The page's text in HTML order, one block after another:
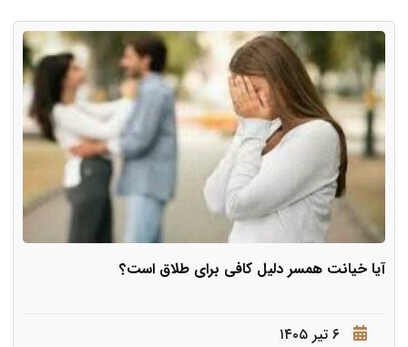
آیا خیانت همسر دلیل کافی برای طلاق است؟
۶ تیر ۱۴۰۵